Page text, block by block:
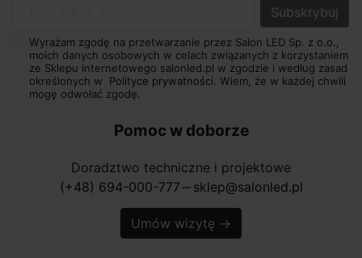
Wyrażam zgodę na przetwarzanie przez Salon LED Sp. z o.o.,
moich danych osobowych w celach związanych z korzystaniem
ze Sklepu internetowego salonled.pl w zgodzie i według zasad
określonych w Polityce prywatności. Wiem, że w każdej chwili
mogę odwołać zgodę.
Pomoc w doborze
Doradztwo techniczne i projektowe
(+48) 694-000-777 horizontal_rule sklep@salonled.pl
Umów wizytę →